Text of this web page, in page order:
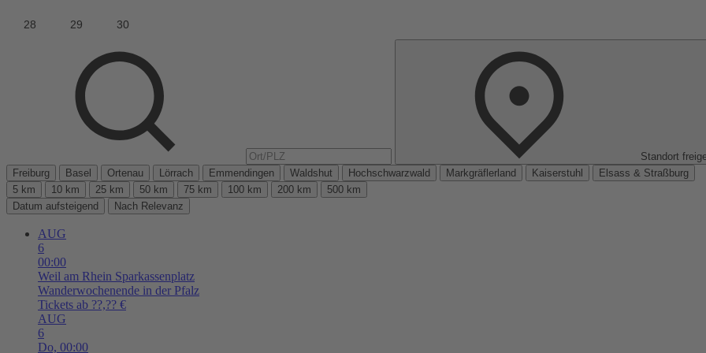
Standort
Freiburg
Basel Ortenau Lörrach Emmendingen Waldshut Hochschwarzwald Markgräflerland Kaiserstuhl
Elsass & Straßburg
5 km
10 km 25 km 50 km 75 km 100 km 200 km
500 km
Datum aufsteigend
Nach Relevanz
AUG
6
00:00
Weil am Rhein Sparkassenplatz
Wanderwochenende in der Pfalz
Tickets ab ??,?? €
AUG
6
Do, 00:00